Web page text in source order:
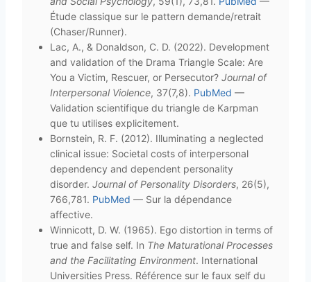
Étude classique sur le pattern demande/retrait
(Chaser/Runner).
Lac, A., & Donaldson, C. D. (2022). Development
and validation of the Drama Triangle Scale: Are
You a Victim, Rescuer, or Persecutor? Journal of
Interpersonal Violence, 37(7,8). PubMed —
Validation scientifique du triangle de Karpman
que tu utilises explicitement.
Bornstein, R. F. (2012). Illuminating a neglected
clinical issue: Societal costs of interpersonal
dependency and dependent personality
disorder. Journal of Personality Disorders, 26(5),
766,781. PubMed — Sur la dépendance
affective.
Winnicott, D. W. (1965). Ego distortion in terms of
true and false self. In The Maturational Processes
and the Facilitating Environment. International
Universities Press. Référence sur le faux self du